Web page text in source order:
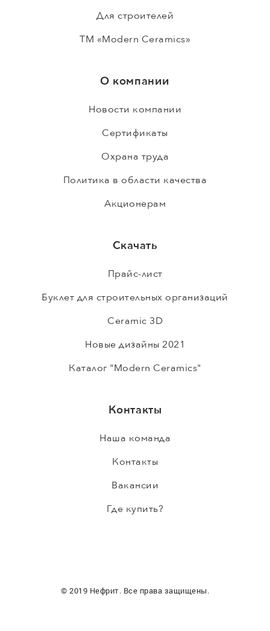
Для строителей
ТМ «Modern Ceramics»
О компании
Новости компании
Сертификаты
Охрана труда
Политика в области качества
Акционерам
Скачать
Прайс-лист
Буклет для строительных организаций
Ceramic 3D
Новые дизайны 2021
Каталог "Modern Ceramics"
Контакты
Наша команда
Контакты
Вакансии
Где купить?
© 2019 Нефрит. Все права защищены.